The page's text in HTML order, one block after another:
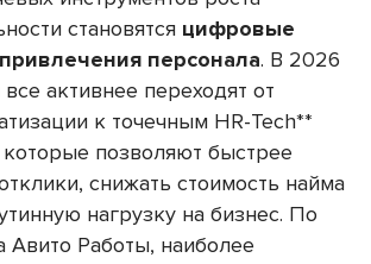
становятся цифровые
персонала. В 2026
активнее переходят от
к точечным HR-Tech**
позволяют быстрее
снижать стоимость найма
нагрузку на бизнес. По
Авито Работы, наиболее